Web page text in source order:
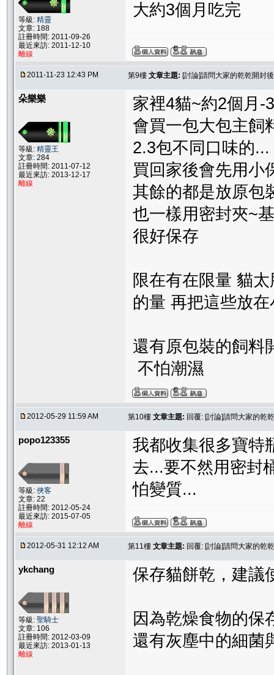
等級: 精靈
文章: 188
註冊時間: 2011-09-26
最近來訪: 2011-12-10
離線
大約3個月吃完
2011-11-23 12:43 PM 第9樓 文章主題: [討論]請問大家的乾乾開封
朵樂樂
等級: 精靈王
文章: 284
註冊時間: 2011-07-12
最近來訪: 2013-12-17
離線
家裡4貓~約2個月-
會買一包大包主飼
2.3包不同口味的...
買回家後會先用小
其餘的都是放原包
也一樣用密封夾~
很好保存
限在有在限量 貓
的量 再把這些放
還有原包裝的飼料
不怕潮濕
2012-05-29 11:59 AM 第10樓 文章主題: 回覆: [討論]請問大家的乾
popo123355
等級: 俠客
文章: 22
註冊時間: 2012-05-24
最近來訪: 2015-07-05
離線
我都收集很多寶特
去...要不然用密封
怕變質...
2012-05-31 12:12 AM 第11樓 文章主題: 回覆: [討論]請問大家的乾
ykchang
等級: 聖騎士
文章: 106
註冊時間: 2012-03-09
最近來訪: 2013-01-13
離線
保存貓餅乾，建議
因為乾燥食物的保
還有灰塵中的細菌